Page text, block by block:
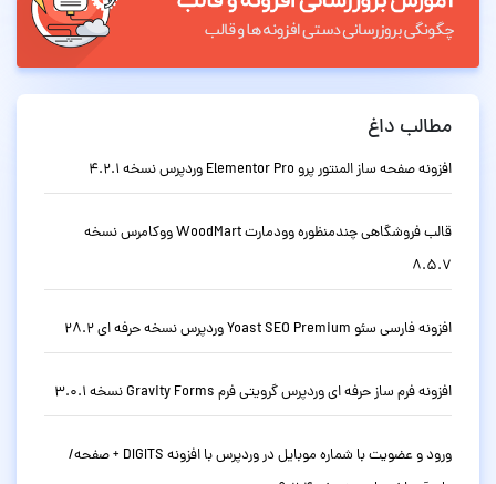
مطالب داغ
افزونه صفحه ساز المنتور پرو Elementor Pro وردپرس نسخه 4.2.1
قالب فروشگاهی چندمنظوره وودمارت WoodMart ووکامرس نسخه
8.5.7
افزونه فارسی سئو Yoast SEO Premium وردپرس نسخه حرفه ای 28.2
افزونه فرم ساز حرفه ای وردپرس گرویتی فرم Gravity Forms نسخه 3.0.1
ورود و عضویت با شماره موبایل در وردپرس با افزونه DIGITS + صفحه/